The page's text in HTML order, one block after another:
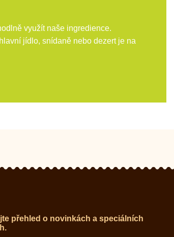
využít naše ingredience.
jídlo, snídaně nebo dezert je na
přehled o novinkách a speciálních